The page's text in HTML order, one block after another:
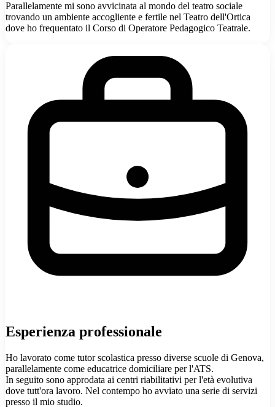
Parallelamente mi sono avvicinata al mondo del teatro sociale
trovando un ambiente accogliente e fertile nel Teatro dell'Ortica
dove ho frequentato il Corso di Operatore Pedagogico Teatrale.
Esperienza professionale
Ho lavorato come tutor scolastica presso diverse scuole di Genova,
parallelamente come educatrice domiciliare per l'ATS.
In seguito sono approdata ai centri riabilitativi per l'età evolutiva
dove tutt'ora lavoro. Nel contempo ho avviato una serie di servizi
presso il mio studio.